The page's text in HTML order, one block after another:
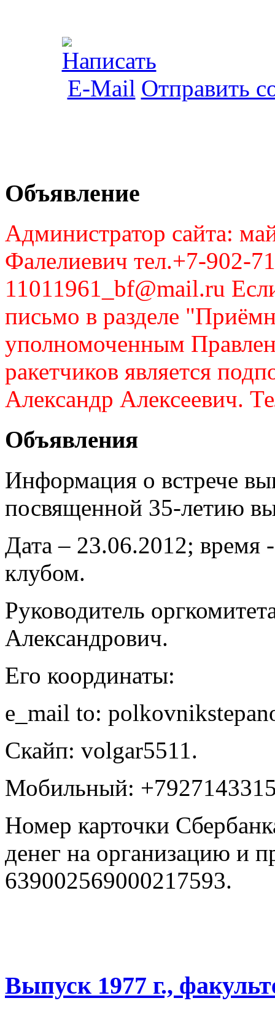
Отправить
Объявление
Администратор сайта:
Фалелиевич тел.+7-902-
11011961_bf@mail.ru
письмо в разделе
уполномоченным
ракетчиков является
Александр Алексеевич.
Объявления
Информация о встрече
посвященной 35-летию
Дата – 23.06.2012; время
клубом.
Руководитель
Александрович.
Его координаты:
e_mail to:
Скайп: volgar5511.
Мобильный:
Номер карточки
денег на организацию и
639002569000217593.
Выпуск 1977 г.,